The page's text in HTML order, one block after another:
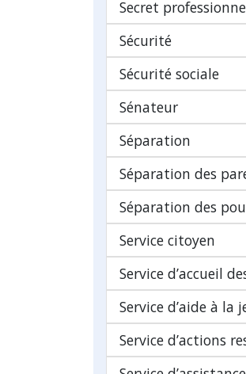
Secret
Sécurité
Sécurité sociale
Sénateur
Séparation
Séparation des
Séparation des
Service citoyen
Service d’accueil
Service d’aide à la
Service d’actions